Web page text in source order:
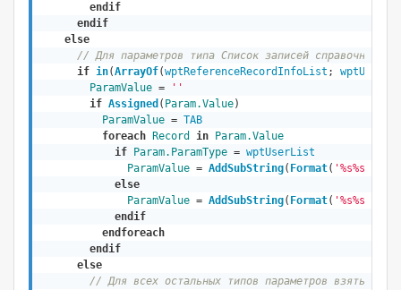
endif
endif
else
// Для параметров типа Список записей справочников
if in(ArrayOf(wptReferenceRecordInfoList ;
ParamValue =
''
if Assigned ( Param.Value)
ParamValue = TAB
foreach
Record in
Param.Value
if
Param.ParamType = wptUserList
ParamValue = AddSubString( Format( '%s%s'
else
ParamValue = AddSubString( Format( '%s%s'
endif
endforeach
endif
else
// Для всех остальных типов параметров взять